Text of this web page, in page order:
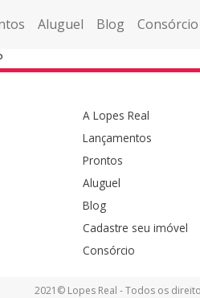
Aluguel Blog Consórcio
A Lopes Real
Lançamentos
Prontos
Aluguel
Blog
Cadastre seu imóvel
Consórcio
2021© Lopes Real - Todos os